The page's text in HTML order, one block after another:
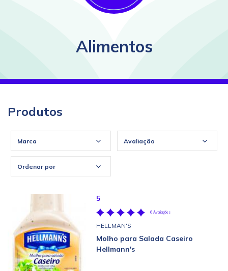
Alimentos
Produtos
Marca Avaliação
Ordenar por
5
6 Avaliações
HELLMAN'S
Molho para Salada Caseiro
Hellmann's